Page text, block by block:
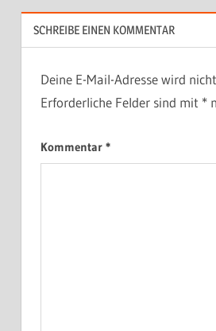
SCHREIBE EINEN KOMMENTAR
Deine E-Mail-Adresse wird
Erforderliche Felder sind mit *
Kommentar *